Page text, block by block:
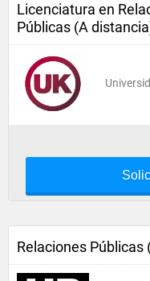
Licenciatura en
Públicas (A
Relaciones Públicas